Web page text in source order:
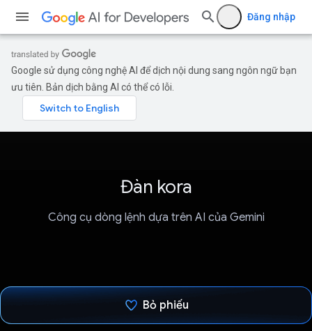
Đăng nhập
Google sử dụng công nghệ AI để dịch nội dung sang ngôn ngữ bạn
ưu tiên. Bản dịch bằng AI có thể có lỗi.
Đàn kora
Công cụ dòng lệnh dựa trên AI của Gemini
Bỏ phiếu